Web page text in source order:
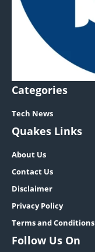
Categories
Tech News
Quakes Links
About Us
Contact Us
Disclaimer
Privacy Policy
Terms and Conditions
Follow Us On